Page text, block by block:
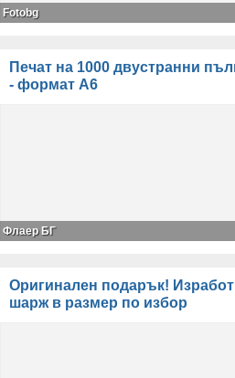
Fotobg
Печат на 1000 двустранни
- формат А6
Флаер БГ
Оригинален подарък!
шарж в размер по избор